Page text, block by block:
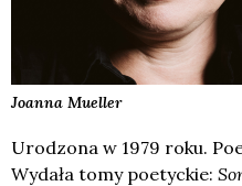
Joanna Mueller
Urodzona w 1979 roku.
Wydała tomy poetyckie: